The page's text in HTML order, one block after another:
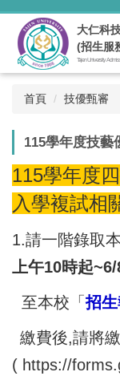
跳
主
要
內
大仁科
(招生服
Tajen University
首頁 技優甄審
115學年度技藝
115學年度
入學複試相
1.請一階錄取
上午10時起
至本校「 招
繳費後,請將
( https://